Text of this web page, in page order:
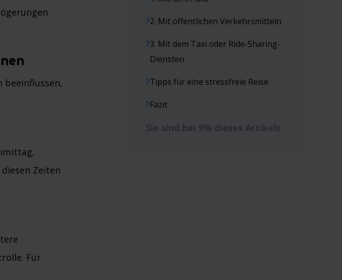
beeinflussen,
Zeiten
Für
2. Mit öffentlichen Verkehrsmitteln
3. Mit dem Taxi oder Ride-Sharing-
Diensten
Tipps für eine stressfreie Reise
Fazit